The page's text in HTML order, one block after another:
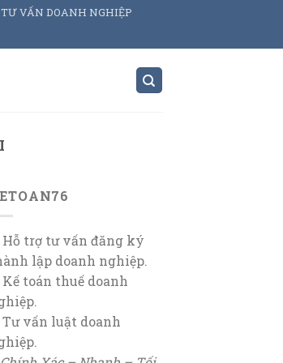
TƯ VẤN DOANH NGHIỆP
Hỗ trợ tư vấn đăng ký
lập doanh nghiệp.
Kế toán thuế doanh
Tư vấn luật doanh